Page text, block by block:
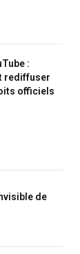
:
rediffuser
officiels
de